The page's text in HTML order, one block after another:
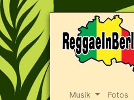
Musik Fotos